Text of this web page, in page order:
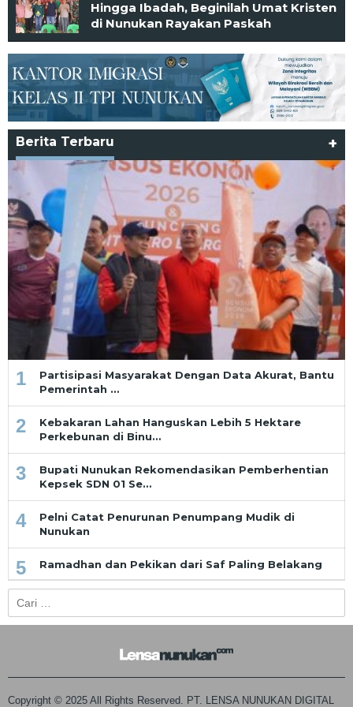
Hingga Ibadah, Beginilah Umat Kristen
di Nunukan Rayakan Paskah
Berita Terbaru +
1
Partisipasi Masyarakat Dengan Data Akurat, Bantu
Pemerintah …
2
Kebakaran Lahan Hanguskan Lebih 5 Hektare
Perkebunan di Binu…
3
Bupati Nunukan Rekomendasikan Pemberhentian
Kepsek SDN 01 Se…
4
Pelni Catat Penurunan Penumpang Mudik di
Nunukan
5 Ramadhan dan Pekikan dari Saf Paling Belakang
untuk:
Copyright © 2025 All Rights Reserved. PT. LENSA NUNUKAN DIGITAL